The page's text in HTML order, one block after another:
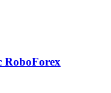
RoboForex